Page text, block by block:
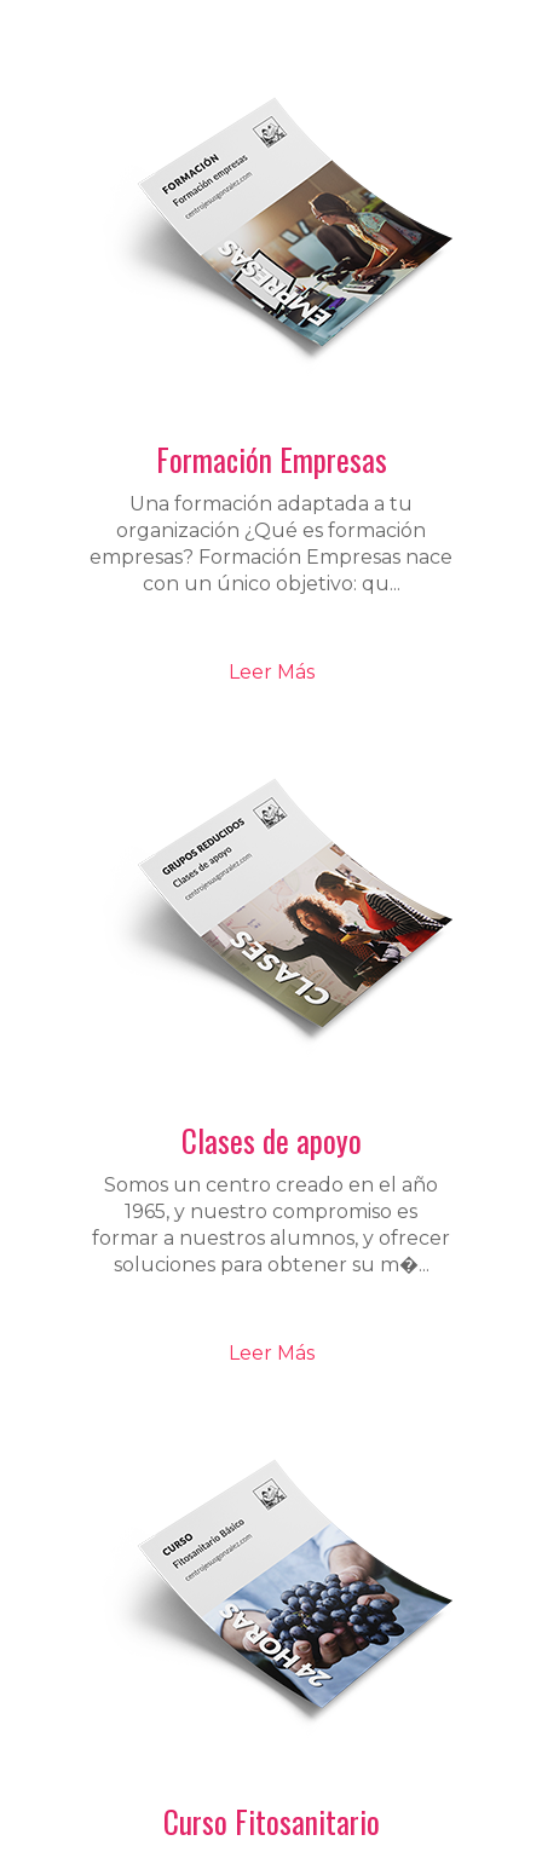
Formación Empresas
Una formación adaptada a tu
organización ¿Qué es formación
empresas? Formación Empresas nace
con un único objetivo: qu...
Leer Más
Clases de apoyo
Somos un centro creado en el año
1965, y nuestro compromiso es
formar a nuestros alumnos, y ofrecer
soluciones para obtener su m�...
Leer Más
Curso Fitosanitario